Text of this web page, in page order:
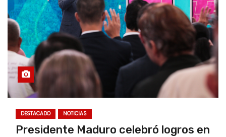
DESTACADO NOTICIAS
Presidente Maduro celebró logros en